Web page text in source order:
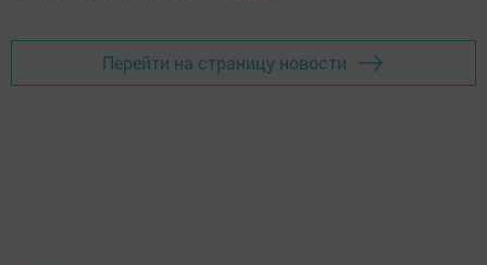
Перейти на страницу новости